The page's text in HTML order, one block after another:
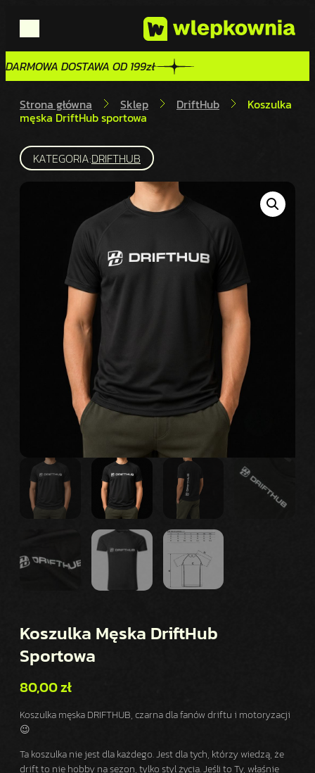
DARMOWA DOSTAWA OD 199zł
DARMOWA DOSTAWA OD 199zł
Strona główna Sklep DriftHub Koszulka
męska DriftHub sportowa
KATEGORIA:DRIFTHUB
Koszulka Męska DriftHub
Sportowa
80,00zł
Koszulka męska DRIFTHUB, czarna dla fanów driftu i motoryzacji
😉
Ta koszulka nie jest dla każdego. Jest dla tych, którzy wiedzą, że
drift to nie hobby na sezon, tylko styl życia. Jeśli to Ty, właśnie